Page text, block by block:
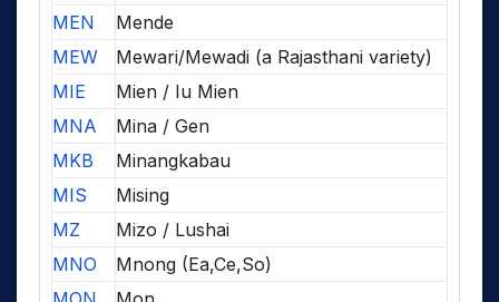
MEN
Mende
MEW
Mewari/Mewadi (a Rajasthani variety)
MIE
Mien / Iu Mien
MNA
Mina / Gen
MKB
Minangkabau
MIS
Mising
MZ
Mizo / Lushai
MNO
Mnong (Ea,Ce,So)